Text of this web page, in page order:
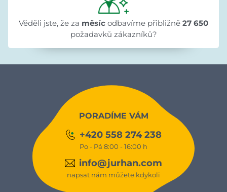
Věděli jste, že za měsíc odbavíme přibližně 27 650
požadavků zákazníků?
PORADÍME VÁM
+420 558 274 238
Po - Pá 8:00 - 16:00 h
info@jurhan.com
napsat nám můžete kdykoli